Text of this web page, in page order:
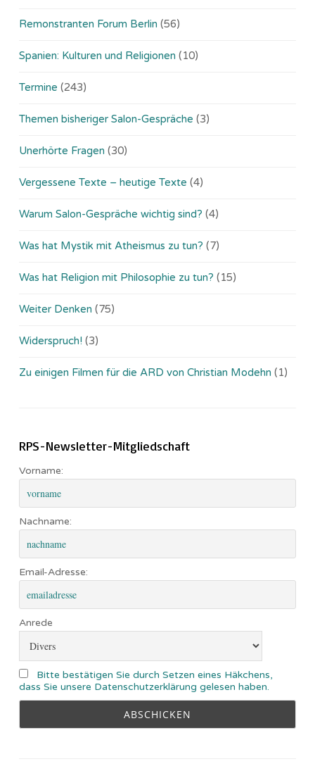
Remonstranten Forum Berlin (56)
Spanien: Kulturen und Religionen (10)
Termine (243)
Themen bisheriger Salon-Gespräche (3)
Unerhörte Fragen (30)
Vergessene Texte – heutige Texte (4)
Warum Salon-Gespräche wichtig sind? (4)
Was hat Mystik mit Atheismus zu tun? (7)
Was hat Religion mit Philosophie zu tun? (15)
Weiter Denken (75)
Widerspruch! (3)
Zu einigen Filmen für die ARD von Christian Modehn (1)
RPS-Newsletter-Mitgliedschaft
Vorname:
Nachname:
Email-Adresse:
Anrede
Bitte bestätigen Sie durch Setzen eines Häkchens,
dass Sie unsere Datenschutzerklärung gelesen haben.